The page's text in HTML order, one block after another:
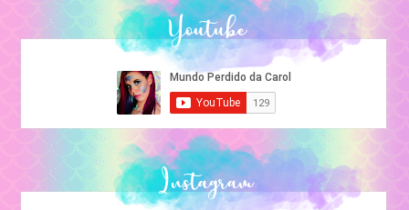
Youtube
Instagram